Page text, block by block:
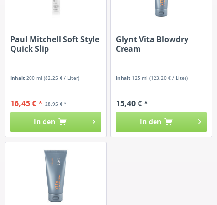
Paul Mitchell Soft Style
Quick Slip
Inhalt200 ml(82,25 € / Liter)
28,95 € *
16,45 € *
In den
Glynt Vita Blowdry
Cream
Inhalt 125 ml(123,20 € / Liter)
15,40 € *
In den